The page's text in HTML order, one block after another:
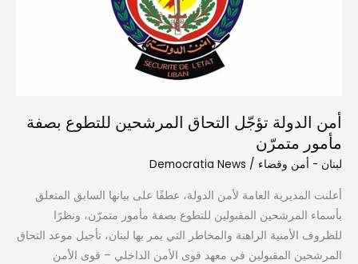
أمن الدولة تؤجّل التحاق المرشحين للتطوع بصفة
مأمور متمرّن
لبنان - أمن وقضاء /
Democratia News
أعلنت المديرية العامة لأمن الدولة، عطفًا على بيانها السابق المتعلق
بأسماء المرشحين المقبولين للتطوع بصفة مأمور متمرّن، ونظرًا
للظروف الأمنية الراهنة والمخاطر التي يمر بها لبنان، تأجيل موعد التحاق
المرشحين المقبولين في معهد قوى الأمن الداخلي – قوى الأمن